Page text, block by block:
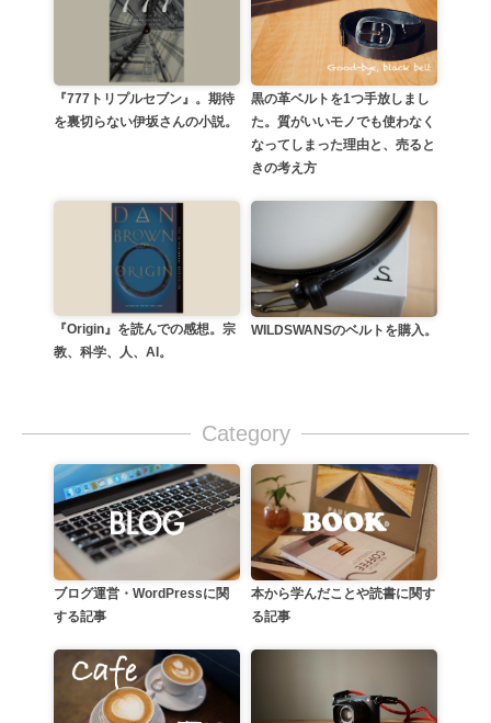
『777トリプルセブン』。期待
を裏切らない伊坂さんの小説。
黒の革ベルトを1つ手放しまし
た。質がいいモノでも使わなく
なってしまった理由と、売ると
きの考え方
『Origin』を読んでの感想。宗
教、科学、人、AI。
WILDSWANSのベルトを購入。
Category
ブログ運営・WordPressに関
する記事
本から学んだことや読書に関す
る記事